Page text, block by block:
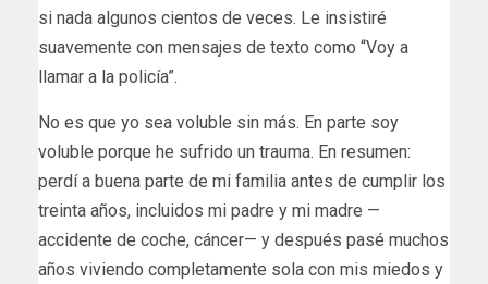
si nada algunos cientos de veces. Le insistiré
suavemente con mensajes de texto como “Voy a
llamar a la policía”.
No es que yo sea voluble sin más. En parte soy
voluble porque he sufrido un trauma. En resumen:
perdí a buena parte de mi familia antes de cumplir los
treinta años, incluidos mi padre y mi madre —
accidente de coche, cáncer— y después pasé muchos
años viviendo completamente sola con mis miedos y